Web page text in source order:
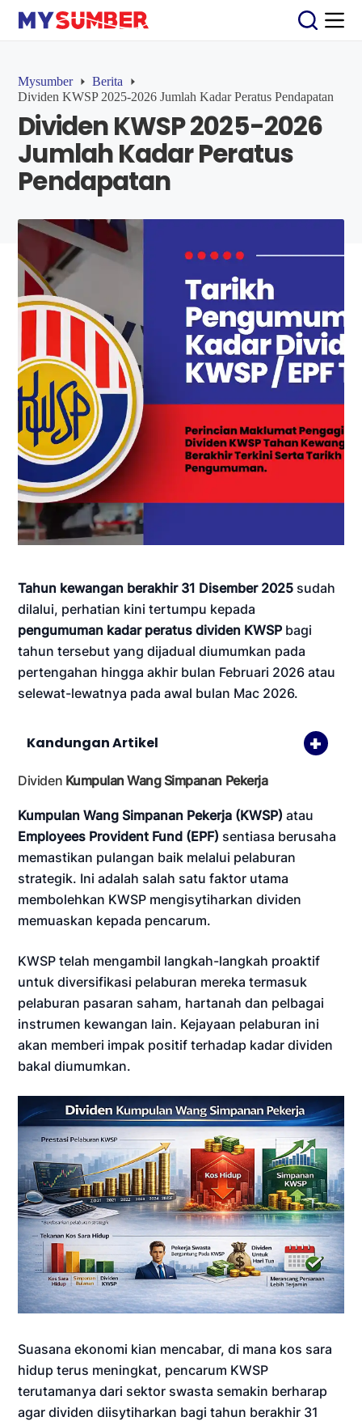
S
k
o
c
o
e
n
Mysumber
Berita
Dividen KWSP 2025-2026 Jumlah Kadar Peratus Pendapatan
Dividen KWSP 2025-2026
Jumlah Kadar Peratus
Pendapatan
Tahun kewangan berakhir 31 Disember 2025 sudah
dilalui, perhatian kini tertumpu kepada
pengumuman kadar peratus dividen KWSP bagi
tahun tersebut yang dijadual diumumkan pada
pertengahan hingga akhir bulan Februari 2026 atau
selewat-lewatnya pada awal bulan Mac 2026.
Kandungan Artikel
Dividen Kumpulan Wang Simpanan Pekerja
Kumpulan Wang Simpanan Pekerja (KWSP) atau
Employees Provident Fund (EPF) sentiasa berusaha
memastikan pulangan baik melalui pelaburan
strategik. Ini adalah salah satu faktor utama
membolehkan KWSP mengisytiharkan dividen
memuaskan kepada pencarum.
KWSP telah mengambil langkah-langkah proaktif
untuk diversifikasi pelaburan mereka termasuk
pelaburan pasaran saham, hartanah dan pelbagai
instrumen kewangan lain. Kejayaan pelaburan ini
akan memberi impak positif terhadap kadar dividen
bakal diumumkan.
Suasana ekonomi kian mencabar, di mana kos sara
hidup terus meningkat, pencarum KWSP
terutamanya dari sektor swasta semakin berharap
agar dividen diisytiharkan bagi tahun berakhir 31